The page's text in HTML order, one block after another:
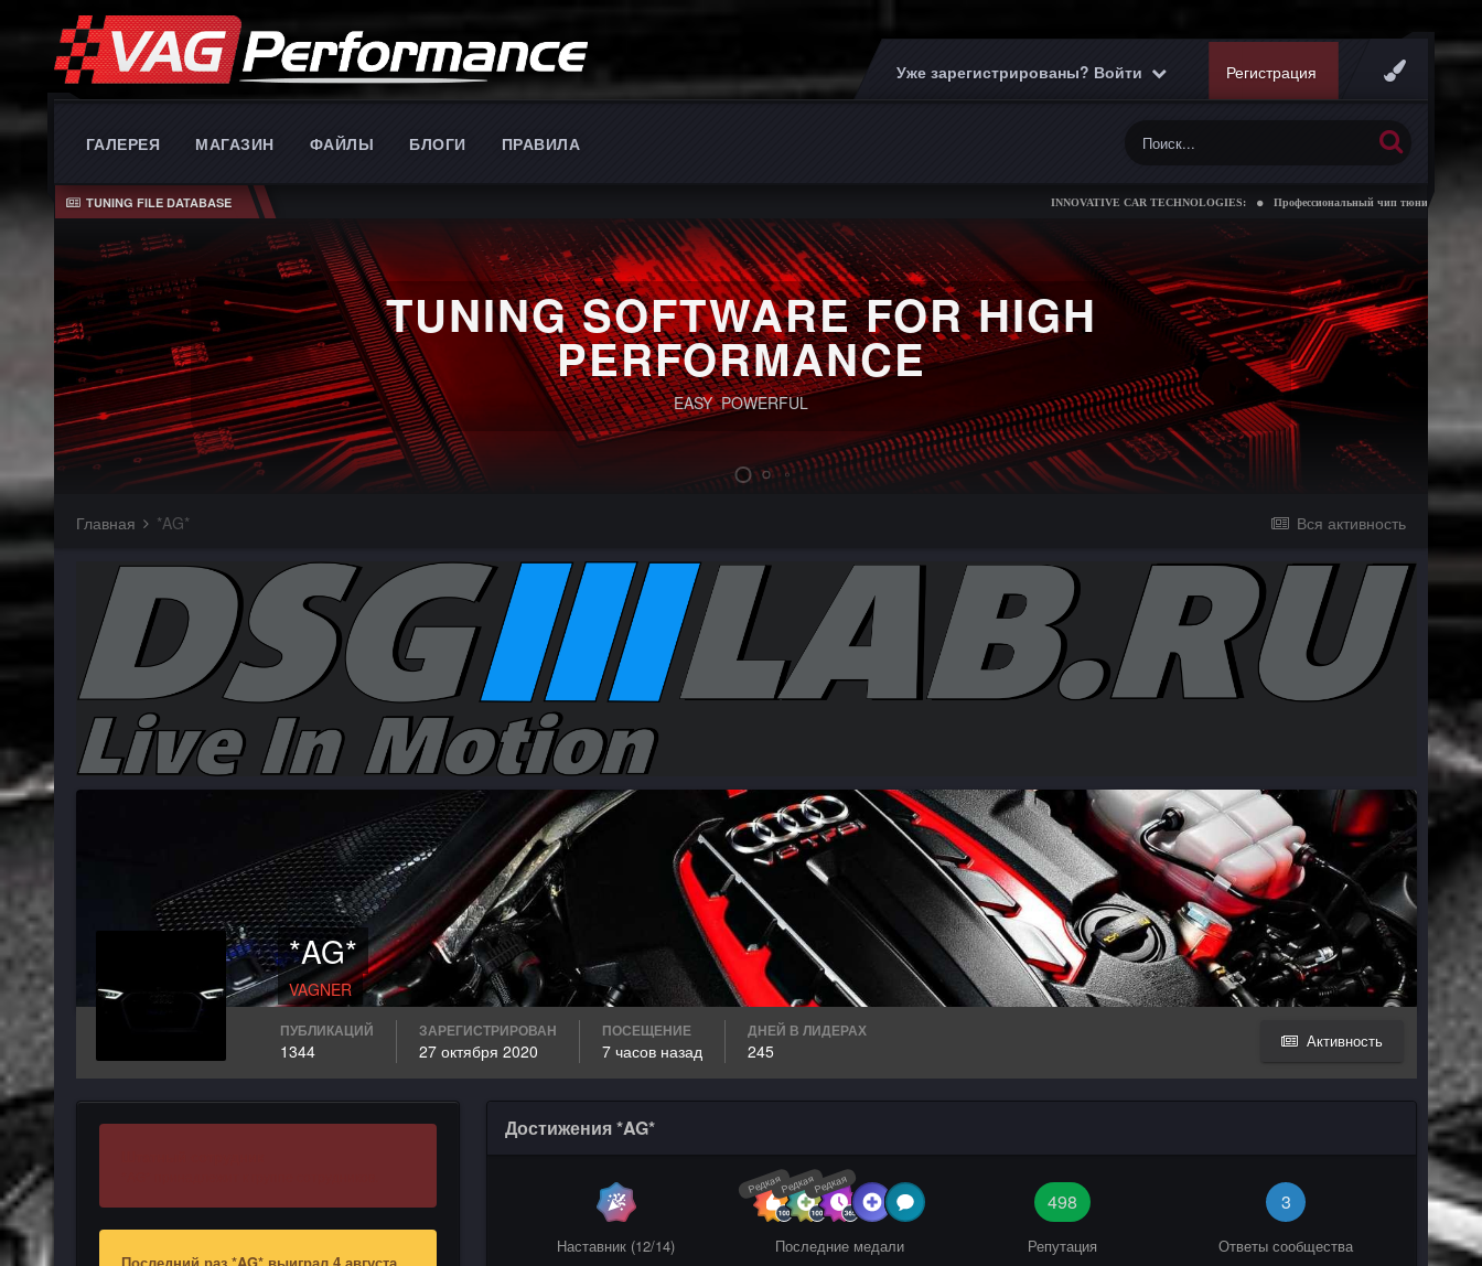
Уже зарегистрированы? Войти Регистрация
ГАЛЕРЕЯ МАГАЗИН ФАЙЛЫ БЛОГИ ПРАВИЛА
TUNING FILE DATABASE INNOVATIVE CAR TECHNOLOGIES: Профессиональный чип тюнинг коробок передач
TUNING SOFTWARE FOR HIGH
PERFORMANCE
EASY POWERFUL
Вся активность
Главная *AG*
*AG*
VAGNER
Активность
ПУБЛИКАЦИЙ
1344
ЗАРЕГИСТРИРОВАН
27 октября 2020
ПОСЕЩЕНИЕ
7 часов назад
ДНЕЙ В ЛИДЕРАХ
245
Достижения *AG*
Наставник (12/14)
РедкаяРедкаяРедкая
Последние медали
498
Репутация
3
Ответы сообщества